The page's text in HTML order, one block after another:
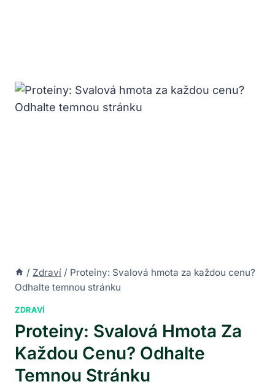
/ Zdraví / Proteiny: Svalová hmota za každou cenu?
Odhalte temnou stránku
ZDRAVÍ
Proteiny: Svalová Hmota Za
Každou Cenu? Odhalte
Temnou Stránku